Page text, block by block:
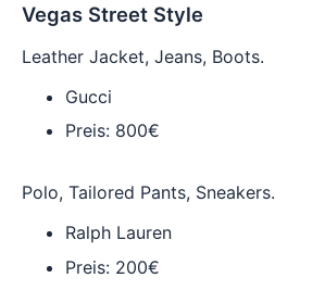
Vegas Street Style
Leather Jacket, Jeans, Boots.
Gucci
Preis: 800€
Polo, Tailored Pants, Sneakers.
Ralph Lauren
Preis: 200€